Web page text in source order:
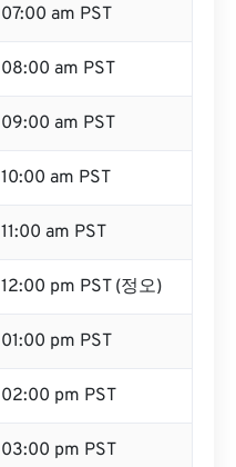
07:00 am PST
08:00 am PST
09:00 am PST
10:00 am PST
11:00 am PST
12:00 pm PST (정오)
01:00 pm PST
02:00 pm PST
03:00 pm PST